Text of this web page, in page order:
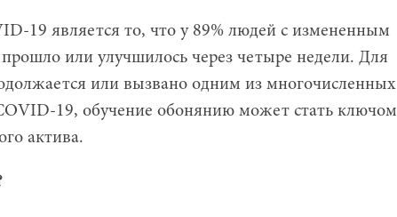
19 является то, что у 89% людей с измененным
или улучшилось через четыре недели. Для
или вызвано одним из многочисленных
19, обучение обонянию может стать ключом
актива.